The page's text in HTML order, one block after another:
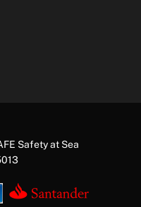
Safety at Sea